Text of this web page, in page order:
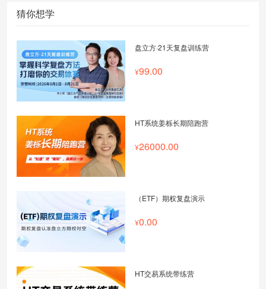
猜你想学
盘立方·21天复盘训练营
99.00
HT系统姜栎长期陪跑营
26000.00
（ETF）期权复盘演示
0.00
HT交易系统带练营